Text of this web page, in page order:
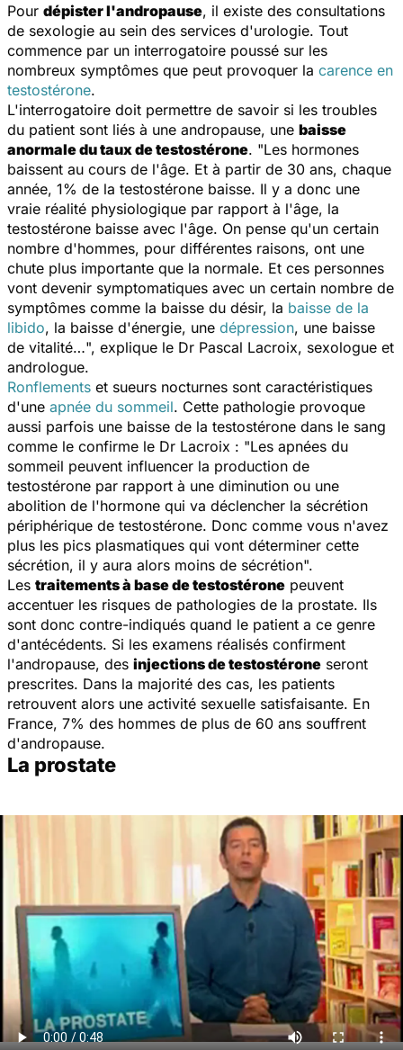
Pour dépister l'andropause, il existe des consultations
de sexologie au sein des services d'urologie. Tout
commence par un interrogatoire poussé sur les
nombreux symptômes que peut provoquer la carence en
testostérone.
L'interrogatoire doit permettre de savoir si les troubles
du patient sont liés à une andropause, une baisse
anormale du taux de testostérone. "Les hormones
baissent au cours de l'âge. Et à partir de 30 ans, chaque
année, 1% de la testostérone baisse. Il y a donc une
vraie réalité physiologique par rapport à l'âge, la
testostérone baisse avec l'âge. On pense qu'un certain
nombre d'hommes, pour différentes raisons, ont une
chute plus importante que la normale. Et ces personnes
vont devenir symptomatiques avec un certain nombre de
symptômes comme la baisse du désir, la baisse de la
libido, la baisse d'énergie, une dépression, une baisse
de vitalité…", explique le Dr Pascal Lacroix, sexologue et
andrologue.
Ronflements et sueurs nocturnes sont caractéristiques
d'une apnée du sommeil. Cette pathologie provoque
aussi parfois une baisse de la testostérone dans le sang
comme le confirme le Dr Lacroix : "Les apnées du
sommeil peuvent influencer la production de
testostérone par rapport à une diminution ou une
abolition de l'hormone qui va déclencher la sécrétion
périphérique de testostérone. Donc comme vous n'avez
plus les pics plasmatiques qui vont déterminer cette
sécrétion, il y aura alors moins de sécrétion".
Les traitements à base de testostérone peuvent
accentuer les risques de pathologies de la prostate. Ils
sont donc contre-indiqués quand le patient a ce genre
d'antécédents. Si les examens réalisés confirment
l'andropause, des injections de testostérone seront
prescrites. Dans la majorité des cas, les patients
retrouvent alors une activité sexuelle satisfaisante. En
France, 7% des hommes de plus de 60 ans souffrent
d'andropause.
La prostate